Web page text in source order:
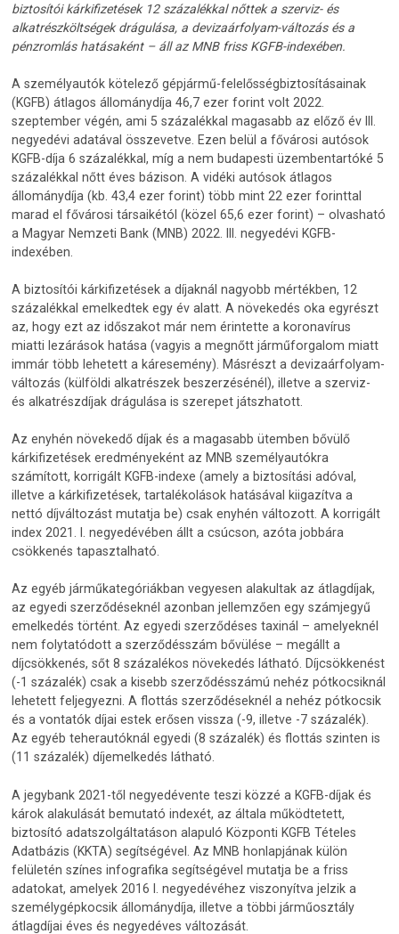
biztosítói kárkifizetések 12 százalékkal nőttek a szerviz- és
alkatrészköltségek drágulása, a devizaárfolyam-változás és a
pénzromlás hatásaként – áll az MNB friss KGFB-indexében.
A személyautók kötelező gépjármű-felelősségbiztosításainak
(KGFB) átlagos állománydíja 46,7 ezer forint volt 2022.
szeptember végén, ami 5 százalékkal magasabb az előző év III.
negyedévi adatával összevetve. Ezen belül a fővárosi autósok
KGFB-díja 6 százalékkal, míg a nem budapesti üzembentartóké 5
százalékkal nőtt éves bázison. A vidéki autósok átlagos
állománydíja (kb. 43,4 ezer forint) több mint 22 ezer forinttal
marad el fővárosi társaikétól (közel 65,6 ezer forint) – olvasható
a Magyar Nemzeti Bank (MNB) 2022. III. negyedévi KGFB-
indexében.
A biztosítói kárkifizetések a díjaknál nagyobb mértékben, 12
százalékkal emelkedtek egy év alatt. A növekedés oka egyrészt
az, hogy ezt az időszakot már nem érintette a koronavírus
miatti lezárások hatása (vagyis a megnőtt járműforgalom miatt
immár több lehetett a káresemény). Másrészt a devizaárfolyam-
változás (külföldi alkatrészek beszerzésénél), illetve a szerviz-
és alkatrészdíjak drágulása is szerepet játszhatott.
Az enyhén növekedő díjak és a magasabb ütemben bővülő
kárkifizetések eredményeként az MNB személyautókra
számított, korrigált KGFB-indexe (amely a biztosítási adóval,
illetve a kárkifizetések, tartalékolások hatásával kiigazítva a
nettó díjváltozást mutatja be) csak enyhén változott. A korrigált
index 2021. I. negyedévében állt a csúcson, azóta jobbára
csökkenés tapasztalható.
Az egyéb járműkategóriákban vegyesen alakultak az átlagdíjak,
az egyedi szerződéseknél azonban jellemzően egy számjegyű
emelkedés történt. Az egyedi szerződéses taxinál – amelyeknél
nem folytatódott a szerződésszám bővülése – megállt a
díjcsökkenés, sőt 8 százalékos növekedés látható. Díjcsökkenést
(-1 százalék) csak a kisebb szerződésszámú nehéz pótkocsiknál
lehetett feljegyezni. A flottás szerződéseknél a nehéz pótkocsik
és a vontatók díjai estek erősen vissza (-9, illetve -7 százalék).
Az egyéb teherautóknál egyedi (8 százalék) és flottás szinten is
(11 százalék) díjemelkedés látható.
A jegybank 2021-től negyedévente teszi közzé a KGFB-díjak és
károk alakulását bemutató indexét, az általa működtetett,
biztosító adatszolgáltatáson alapuló Központi KGFB Tételes
Adatbázis (KKTA) segítségével. Az MNB honlapjának külön
felületén színes infografika segítségével mutatja be a friss
adatokat, amelyek 2016 I. negyedévéhez viszonyítva jelzik a
személygépkocsik állománydíja, illetve a többi járműosztály
átlagdíjai éves és negyedéves változását.